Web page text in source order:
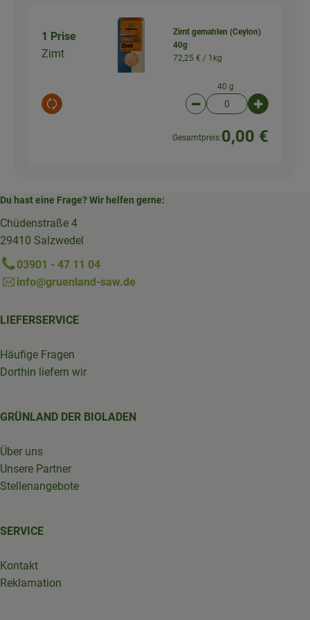
1 Prise
Zimt
Auswahl ändern
Zimt gemahlen (Ceylon)
40g
72,25 € / 1kg
40 g
Artikelanzahl
Gesamtpreis:0,00 €
Du hast eine Frage? Wir helfen gerne:
Chüdenstraße 4
29410 Salzwedel
03901 - 47 11 04
info@gruenland-saw.de
LIEFERSERVICE
Häufige Fragen
Dorthin liefern wir
GRÜNLAND DER BIOLADEN
Über uns
Unsere Partner
Stellenangebote
SERVICE
Kontakt
Reklamation